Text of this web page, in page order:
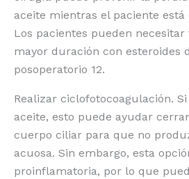
aceite mientras el paciente está
Los pacientes pueden
mayor duración con esteroides
posoperatorio 12.
Realizar ciclofotocoagulación.
aceite, esto puede ayudar
cuerpo ciliar para que no
acuosa. Sin embargo, esta
proinflamatoria, por lo que